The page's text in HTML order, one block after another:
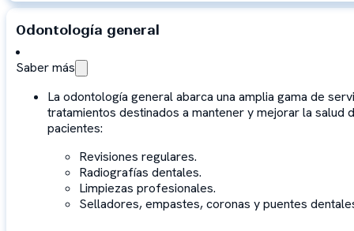
Odontología general
Saber más
La odontología general abarca una amplia gama de
tratamientos destinados a mantener y mejorar la salud
pacientes:
Revisiones regulares.
Radiografías dentales.
Limpiezas profesionales.
Selladores, empastes, coronas y puentes